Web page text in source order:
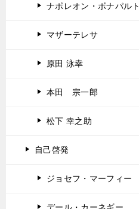
ナポレオン・ボナパルト
マザーテレサ
原田 泳幸
本田 宗一郎
松下 幸之助
自己啓発
ジョセフ・マーフィー
デール・カーネギー